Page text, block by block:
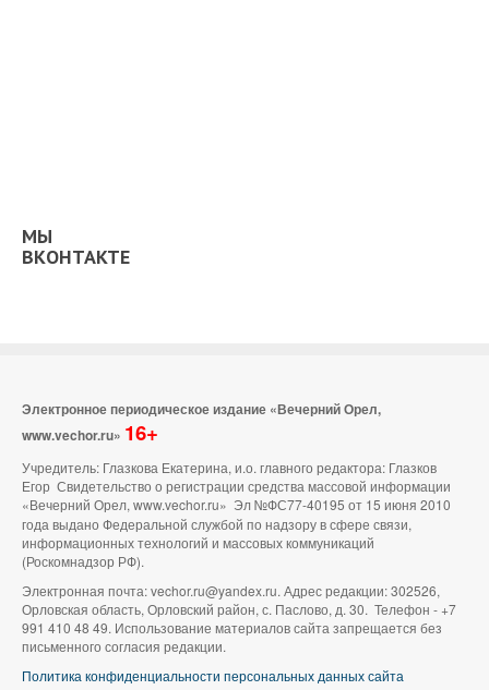
МЫ
ВКОНТАКТЕ
Электронное периодическое издание «Вечерний Орел,
www.vechor.ru» 16+
Учредитель: Глазкова Екатерина, и.о. главного редактора: Глазков
Егор Свидетельство о регистрации средства массовой информации
«Вечерний Орел, www.vechor.ru» Эл №ФС77-40195 от 15 июня 2010
года выдано Федеральной службой по надзору в сфере связи,
информационных технологий и массовых коммуникаций
(Роскомнадзор РФ).
Электронная почта: vechor.ru@yandex.ru. Адрес редакции: 302526,
Орловская область, Орловский район, с. Паслово, д. 30. Телефон - +7
991 410 48 49. Использование материалов сайта запрещается без
письменного согласия редакции.
Политика конфиденциальности персональных данных сайта